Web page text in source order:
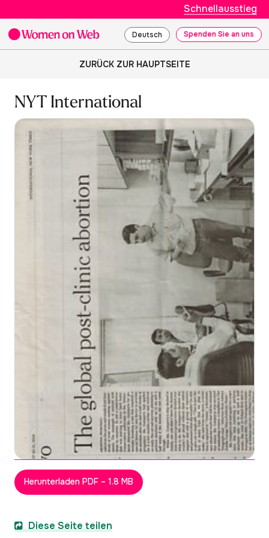
Schnellausstieg
Deutsch Spenden Sie an uns
ZURÜCK ZUR HAUPTSEITE
NYT International
Herunterladen PDF – 1.8 MB
Diese Seite teilen